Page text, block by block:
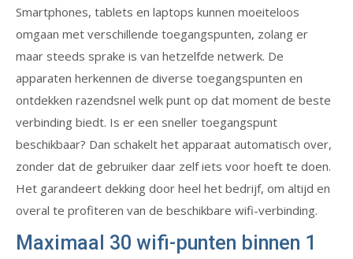
Smartphones, tablets en laptops kunnen moeiteloos
omgaan met verschillende toegangspunten, zolang er
maar steeds sprake is van hetzelfde netwerk. De
apparaten herkennen de diverse toegangspunten en
ontdekken razendsnel welk punt op dat moment de beste
verbinding biedt. Is er een sneller toegangspunt
beschikbaar? Dan schakelt het apparaat automatisch over,
zonder dat de gebruiker daar zelf iets voor hoeft te doen.
Het garandeert dekking door heel het bedrijf, om altijd en
overal te profiteren van de beschikbare wifi-verbinding.
Maximaal 30 wifi-punten binnen 1